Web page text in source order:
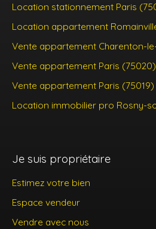
Location stationnement Paris
Location appartement
Vente appartement Charenton-
Vente appartement Paris (75020)
Vente appartement Paris (75019)
Location immobilier pro Rosny-
Je suis propriétaire
Estimez votre bien
Espace vendeur
Vendre avec nous